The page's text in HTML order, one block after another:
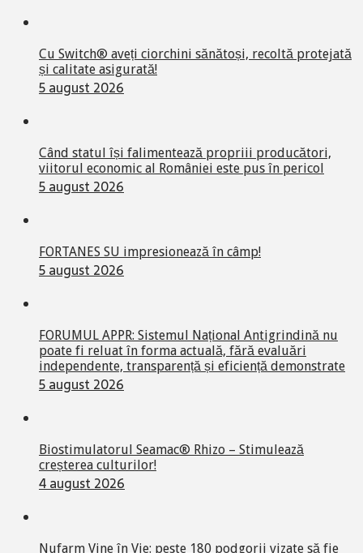
Cu Switch® aveți ciorchini sănătoși, recoltă protejată
și calitate asigurată!
5 august 2026
Când statul își falimentează propriii producători,
viitorul economic al României este pus în pericol
5 august 2026
FORTANES SU impresionează în câmp!
5 august 2026
FORUMUL APPR: Sistemul Național Antigrindină nu
poate fi reluat în forma actuală, fără evaluări
independente, transparență și eficiență demonstrate
5 august 2026
Biostimulatorul Seamac® Rhizo – Stimulează
creșterea culturilor!
4 august 2026
Nufarm Vine în Vie: peste 180 podgorii vizate să fie